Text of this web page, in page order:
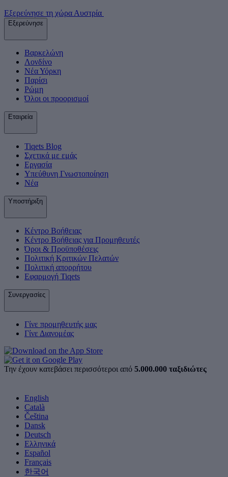
Εξερεύνησε τη χώρα Αυστρία
Εξερεύνησε
Βαρκελώνη
Λονδίνο
Νέα Υόρκη
Παρίσι
Ρώμη
Όλοι οι προορισμοί
Εταιρεία
Tiqets Βlog
Σχετικά με εμάς
Εργασία
Υπεύθυνη Γνωστοποίηση
Νέα
Υποστήριξη
Κέντρο Βοήθειας
Κέντρο Βοήθειας για Προμηθευτές
Όροι & Προϋποθέσεις
Πολιτική Κριτικών Πελατών
Πολιτική απορρήτου
Εφαρμογή Tiqets
Συνεργασίες
Γίνε προμηθευτής μας
Γίνε Διανομέας
Την έχουν κατεβάσει περισσότεροι από 5.000.000 ταξιδιώτες
English
Català
Čeština
Dansk
Deutsch
Ελληνικά
Español
Français
한국어